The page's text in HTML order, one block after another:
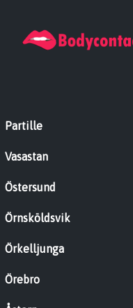
Partille
Vasastan
Östersund
Örnsköldsvik
Örkelljunga
Örebro